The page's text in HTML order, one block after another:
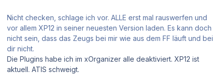
Nicht checken, schlage ich vor. ALLE erst mal rauswerfen und
vor allem XP12 in seiner neuesten Version laden. Es kann doch
nicht sein, dass das Zeugs bei mir wie aus dem FF läuft und bei
dir nicht.
Die Plugins habe ich im xOrganizer alle deaktiviert. XP12 ist
aktuell. ATIS schweigt.